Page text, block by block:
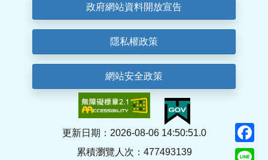
政府網站資料開放宣告
隱私權政策
網站安全政策
更新日期：2026-08-06 14:50:51.0
累積瀏覽人次：477493139